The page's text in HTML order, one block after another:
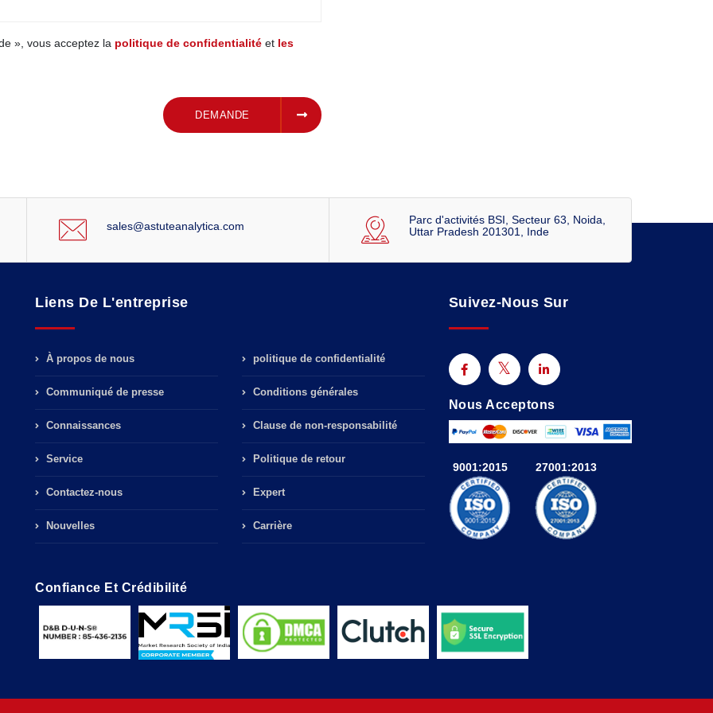
», vous acceptez la politique de confidentialité et les
DEMANDE
sales@astuteanalytica.com
Parc d'activités BSI, Secteur 63, Noida,
Uttar Pradesh 201301, Inde
Liens De L'entreprise
À propos de nous
Communiqué de presse
Connaissances
Service
Contactez-nous
Nouvelles
politique de confidentialité
Conditions générales
Clause de non-responsabilité
Politique de retour
Expert
Carrière
Suivez-Nous Sur
Nous Acceptons
9001:2015 27001:2013
Confiance Et Crédibilité